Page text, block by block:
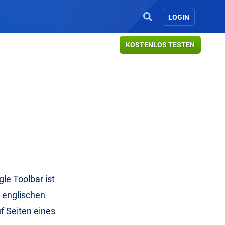
LOGIN
KOSTENLOS TESTEN
Toolbar ist
Seiten eines